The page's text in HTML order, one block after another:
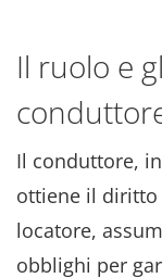
Il ruolo e
Il conduttore,
ottiene il diritto
locatore,
obblighi per